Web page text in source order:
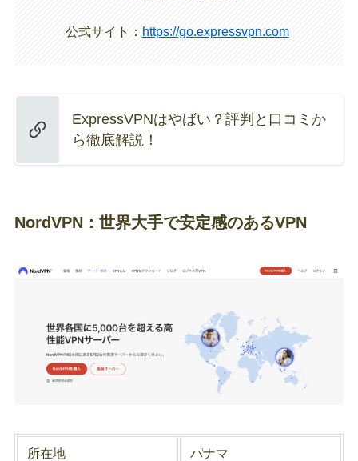
公式サイト： https://go.expressvpn.com
ExpressVPNはやばい？評判と口コミか
ら徹底解説！
NordVPN：世界大手で安定感のあるVPN
所在地 パナマ